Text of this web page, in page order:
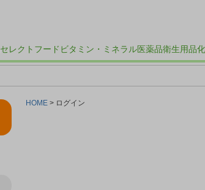
セレクトフード ビタミン・ミネラル医薬品衛生用品
HOME ログイン